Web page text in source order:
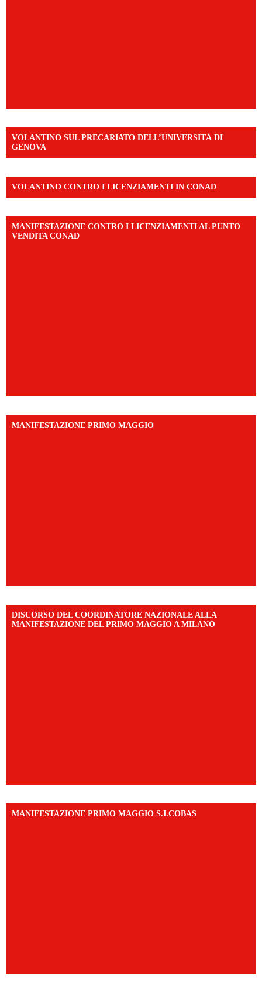
VOLANTINO SUL PRECARIATO DELL’UNIVERSITÀ DI
GENOVA
VOLANTINO CONTRO I LICENZIAMENTI IN CONAD
MANIFESTAZIONE CONTRO I LICENZIAMENTI AL PUNTO
VENDITA CONAD
MANIFESTAZIONE PRIMO MAGGIO
DISCORSO DEL COORDINATORE NAZIONALE ALLA
MANIFESTAZIONE DEL PRIMO MAGGIO A MILANO
MANIFESTAZIONE PRIMO MAGGIO S.I.COBAS